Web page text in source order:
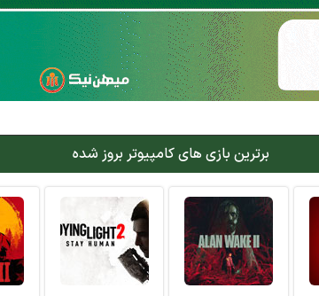
برترین بازی های کامپیوتر بروز شده